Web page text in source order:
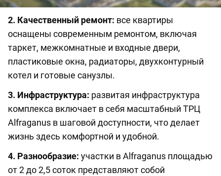
2. Качественный ремонт: все квартиры
оснащены современным ремонтом, включая
таркет, межкомнатные и входные двери,
пластиковые окна, радиаторы, двухконтурный
котел и готовые санузлы.
3. Инфраструктура: развитая инфраструктура
комплекса включает в себя масштабный ТРЦ
Alfraganus в шаговой доступности, что делает
жизнь здесь комфортной и удобной.
4. Разнообразие: участки в Alfraganus площадью
от 2 до 2,5 соток представляют собой